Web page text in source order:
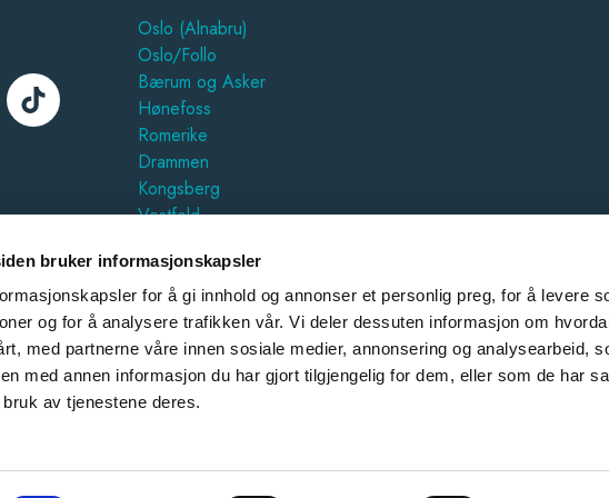
bruker informasjonskapsler
for å gi innhold og annonser et personlig preg, for å levere
og for å analysere trafikken vår. Vi deler dessuten informasjon om
med partnerne våre innen sosiale medier, annonsering og analysearbeid,
med annen informasjon du har gjort tilgjengelig for dem, eller som de har
av tjenestene deres.
Oslo (Alnabru)
Oslo/Follo
Bærum og Asker
Hønefoss
Romerike
Drammen
Kongsberg
Vestfold
Trondheim
Østfold
Forus
ØKONOMI/REGNSKAP
E-post:post@garderobemekka.no